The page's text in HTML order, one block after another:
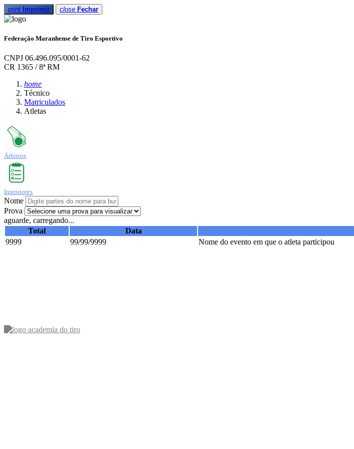
print Imprimir close Fechar
Federação Maranhense de Tiro Esportivo
CNPJ 06.496.095/0001-62
CR 1365 / 8ª RM
home
Técnico
Matriculados
Atletas
Árbitros
Instrutores
Nome
Prova
aguarde, carregando...
Total
Data
9999
99/99/9999 Nome do evento em que o atleta participou